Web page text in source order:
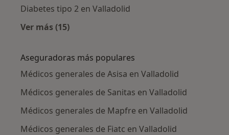
Diabetes tipo 2 en Valladolid
Ver más (15)
Aseguradoras más populares
Médicos generales de Asisa en Valladolid
Médicos generales de Sanitas en Valladolid
Médicos generales de Mapfre en Valladolid
Médicos generales de Fiatc en Valladolid